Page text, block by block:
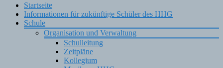
Skip
content
Startseite
Informationen für zukünftige Schüler des HHG
Schule
Organisation und Verwaltung
Schulleitung
Zeitpläne
Kollegium